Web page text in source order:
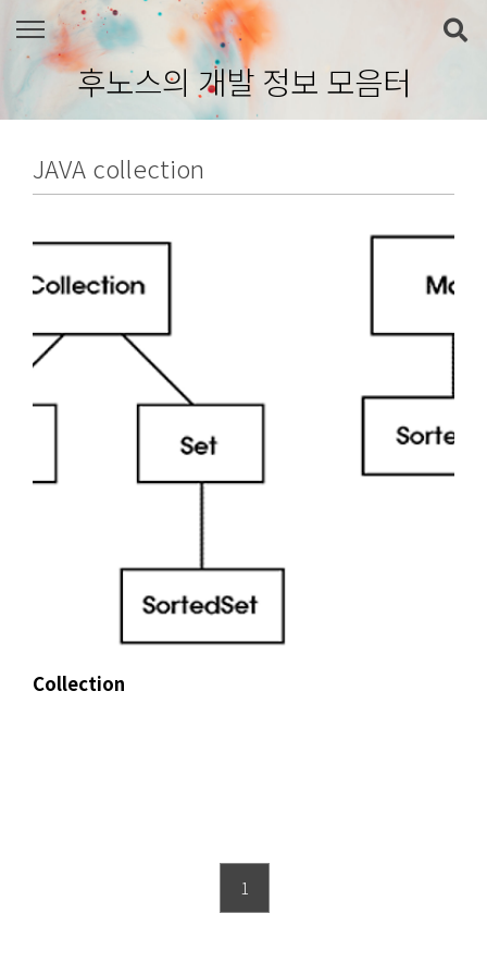
본문 바로가기
후노스의 개발 정보 모음터
JAVA collection
Collection
1